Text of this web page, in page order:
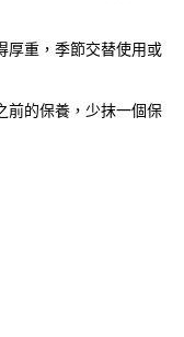
厚重，季節交替使用或
前的保養，少抹一個保